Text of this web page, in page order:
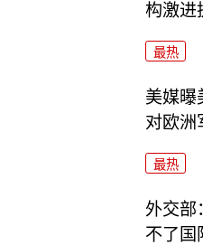
构激进
最热
美媒曝
对欧洲
最热
外交部
不了国